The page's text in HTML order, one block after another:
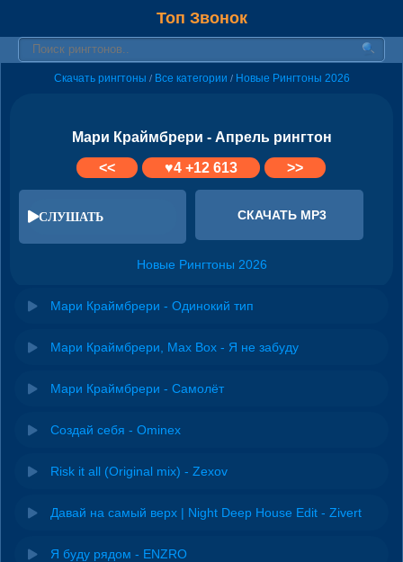
Топ Звонок
Скачать рингтоны / Все категории / Новые Рингтоны 2026
Мари Краймбрери - Апрель рингтон
<<
♥4+12 613 >>
СЛУШАТЬ СКАЧАТЬ MP3
Новые Рингтоны 2026
Мари Краймбрери - Одинокий тип
Мари Краймбрери, Max Box - Я не забуду
Мари Краймбрери - Самолёт
Создай себя - Ominex
Risk it all (Original mix) - Zexov
Давай на самый верх | Night Deep House Edit - Zivert
Я буду рядом - ENZRO